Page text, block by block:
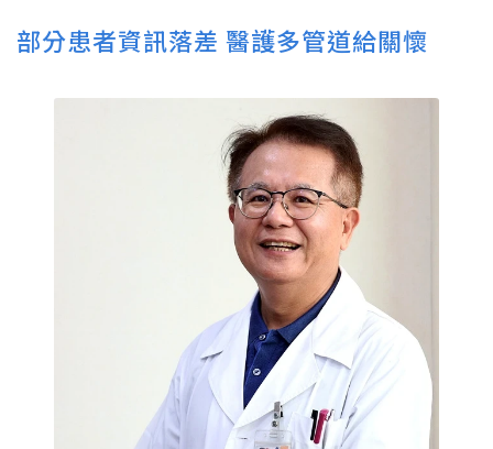
部分患者資訊落差 醫護多管道給關懷